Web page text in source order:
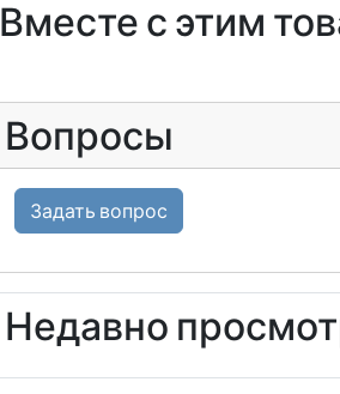
Вместе с этим
Вопросы
Задать вопрос
Недавно